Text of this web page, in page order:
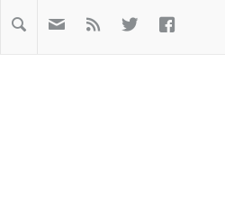
  